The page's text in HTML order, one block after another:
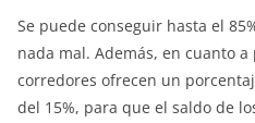
Se puede conseguir hasta el
nada mal. Además, en cuanto
corredores ofrecen un
del 15%, para que el saldo de